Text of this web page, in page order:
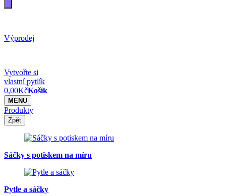
Výprodej
Vytvořte si
vlastní pytlík
0,00KčKošík
MENU
Produkty
Zpět
Sáčky s potiskem na míru
Pytle a sáčky